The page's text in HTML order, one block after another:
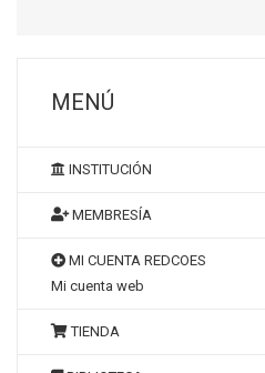
MENÚ
INSTITUCIÓN
MEMBRESÍA
MI CUENTA REDCOES
Mi cuenta web
TIENDA